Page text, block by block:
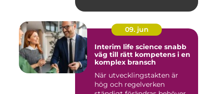
09. jun
Interim life science snabb
väg till rätt kompetens i en
komplex bransch
När utvecklingstakten är
hög och regelverken